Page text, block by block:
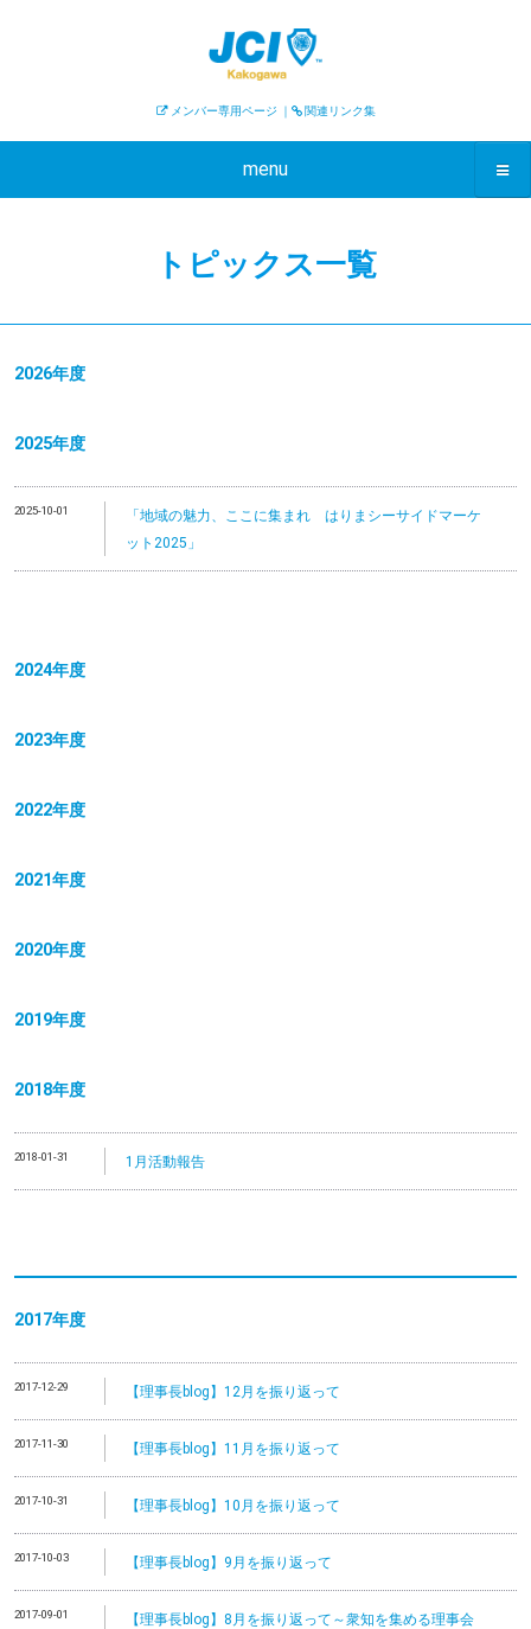
メンバー専用ページ ｜ 関連リンク集
menu
トピックス一覧
2026年度
2025年度
2025-10-01
「地域の魅力、ここに集まれ はりまシーサイドマーケ
ット2025」
2024年度
2023年度
2022年度
2021年度
2020年度
2019年度
2018年度
2018-01-31 1月活動報告
2017年度
2017-12-29 【理事長blog】12月を振り返って
2017-11-30 【理事長blog】11月を振り返って
2017-10-31 【理事長blog】10月を振り返って
2017-10-03 【理事長blog】9月を振り返って
2017-09-01
【理事長blog】8月を振り返って～衆知を集める理事会